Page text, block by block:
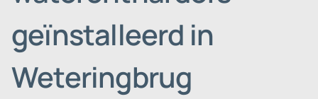
geïnstalleerd in
Weteringbrug